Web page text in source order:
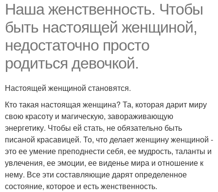
Наша женственность. Чтобы
быть настоящей женщиной,
недостаточно просто
родиться девочкой.
Настоящей женщиной становятся.
Кто такая настоящая женщина? Та, которая дарит миру
свою красоту и магическую, завораживающую
энергетику. Чтобы ей стать, не обязательно быть
писаной красавицей. То, что делает женщину женщиной -
это ее умение преподнести себя, ее мудрость, таланты и
увлечения, ее эмоции, ее виденье мира и отношение к
нему. Все эти составляющие дарят определенное
состояние, которое и есть женственность.